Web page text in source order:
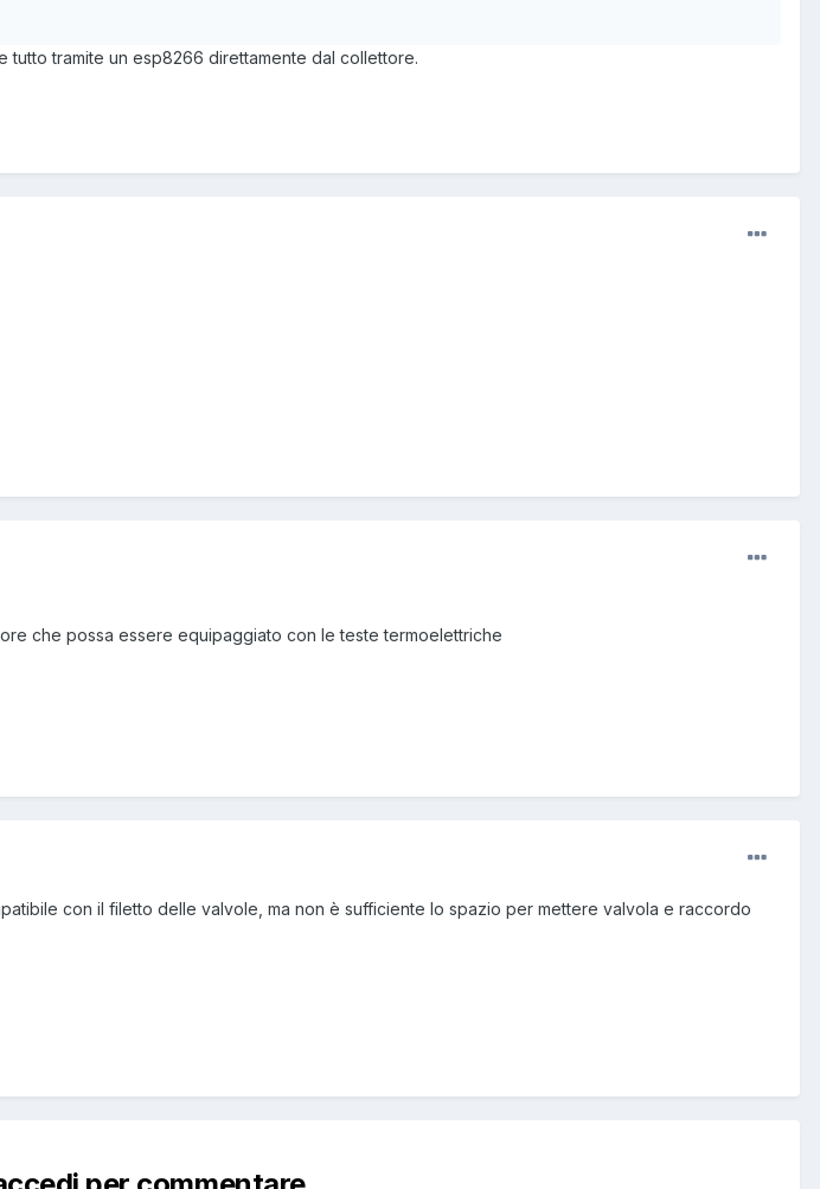
tramite un esp8266 direttamente dal collettore.
che possa essere equipaggiato con le teste termoelettriche
con il filetto delle valvole, ma non è sufficiente lo spazio per mettere valvola e raccordo